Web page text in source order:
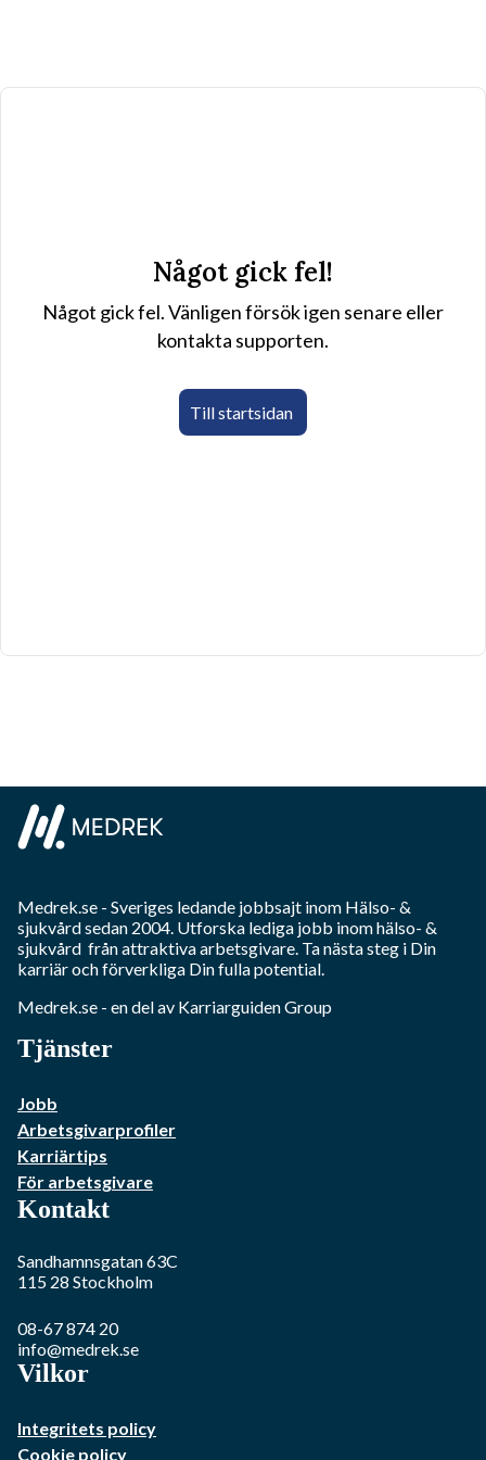
Något gick fel!
Något gick fel. Vänligen försök igen senare eller
kontakta supporten.
Till startsidan
Medrek.se - Sveriges ledande jobbsajt inom Hälso- &
sjukvårdsedan 2004. Utforska lediga jobb inomhälso- &
sjukvård från attraktiva arbetsgivare. Ta nästa steg i Din
karriär och förverkliga Din fulla potential.
Medrek.se - en del av Karriarguiden Group
Tjänster
Jobb
Arbetsgivarprofiler
Karriärtips
För arbetsgivare
Kontakt
Sandhamnsgatan 63C
115 28 Stockholm
08-67 874 20
info@medrek.se
Vilkor
Integritets policy
Cookie policy